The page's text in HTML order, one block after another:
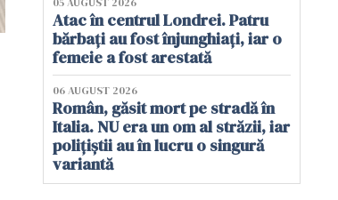
Atac în centrul Londrei. Patru
bărbați au fost înjunghiați, iar o
femeie a fost arestată
06 AUGUST 2026
Român, găsit mort pe stradă în
Italia. NU era un om al străzii, iar
polițiștii au în lucru o singură
variantă